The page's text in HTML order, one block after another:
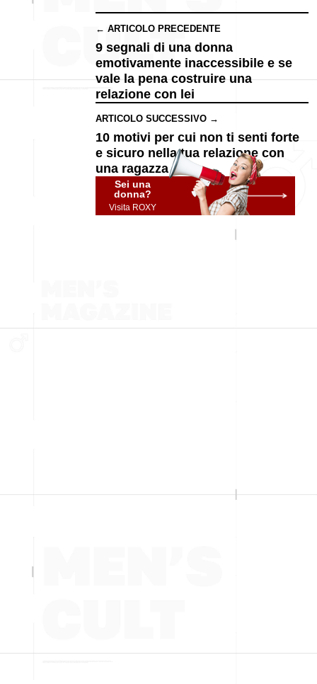
← ARTICOLO PRECEDENTE
9 segnali di una donna
emotivamente inaccessibile e se
vale la pena costruire una
relazione con lei
ARTICOLO SUCCESSIVO →
10 motivi per cui non ti senti forte
e sicuro nella tua relazione con
una ragazza
Sei una
donna?
Visita ROXY